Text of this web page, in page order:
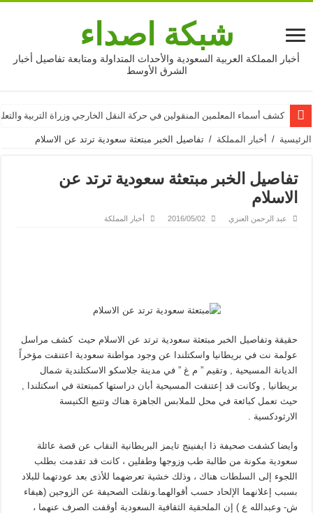
شبكة اصداء
أخبار المملكة العربية السعودية والأحداث المتداولة ومتابعة تفاصيل أخبار
الشرق الأوسط
كشف أسماء المعلمين المنقولين في حركة النقل الخارجي وزراة التربية والتعليم
الرئيسية / أخبار المملكة / تفاصيل الخبر مبتعثة سعودية ترتد عن الاسلام
تفاصيل الخبر مبتعثة سعودية ترتد عن
الاسلام
عبد الرحمن العنزي 2016/05/02 أخبار المملكة
حقيقة وتفاصيل الخبر مبتعثة سعودية ترتد عن الاسلام حيث كشف مراسل
عولمة نت في بريطانيا واسكتلندا عن وجود مواطنة سعودية اعتنقت مؤخراً
الديانة المسيحية , وتقيم ” م غ ” في مدينة جلاسكو الاسكتلندية شمال
بريطانيا , وكانت قد إعتنقت المسيحية أبان دراستها كمبتعثة في اسكتلندا ,
حيث تعمل كبائعة في محل للملابس الجاهزة هناك وتتبع الكنيسة
الارثودكسية .
وايضا كشفت صحيفة ذا ايفنينج تايمز البريطانية النقاب عن قصة عائلة
سعودية مكونة من طالبة طب وزوجها وطفلين ، كانت قد تقدمت بطلب
اللجوء إلى السلطات هناك ، وذلك خشية تعرضهما للأذى بعد عودتهما للبلاد
بسبب إعلانهما الإلحاد حسب أقوالهما.ونقلت الصحيفة عن الزوجين (هيفاء
ش- وعبدالله ع ) إن الملحقية الثقافية السعودية أوقفت الصرف عنهما ،